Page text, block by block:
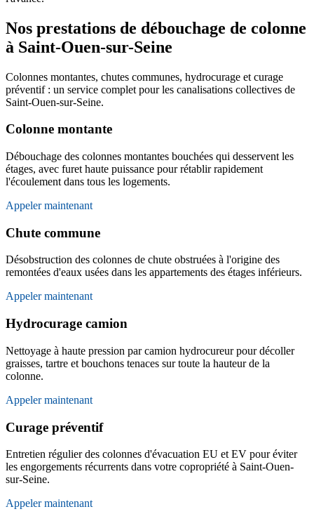
Nos prestations de débouchage de colonne
à Saint-Ouen-sur-Seine
Colonnes montantes, chutes communes, hydrocurage et curage
préventif : un service complet pour les canalisations collectives de
Saint-Ouen-sur-Seine.
Colonne montante
Débouchage des colonnes montantes bouchées qui desservent les
étages, avec furet haute puissance pour rétablir rapidement
l'écoulement dans tous les logements.
Appeler maintenant
Chute commune
Désobstruction des colonnes de chute obstruées à l'origine des
remontées d'eaux usées dans les appartements des étages inférieurs.
Appeler maintenant
Hydrocurage camion
Nettoyage à haute pression par camion hydrocureur pour décoller
graisses, tartre et bouchons tenaces sur toute la hauteur de la
colonne.
Appeler maintenant
Curage préventif
Entretien régulier des colonnes d'évacuation EU et EV pour éviter
les engorgements récurrents dans votre copropriété à Saint-Ouen-
sur-Seine.
Appeler maintenant